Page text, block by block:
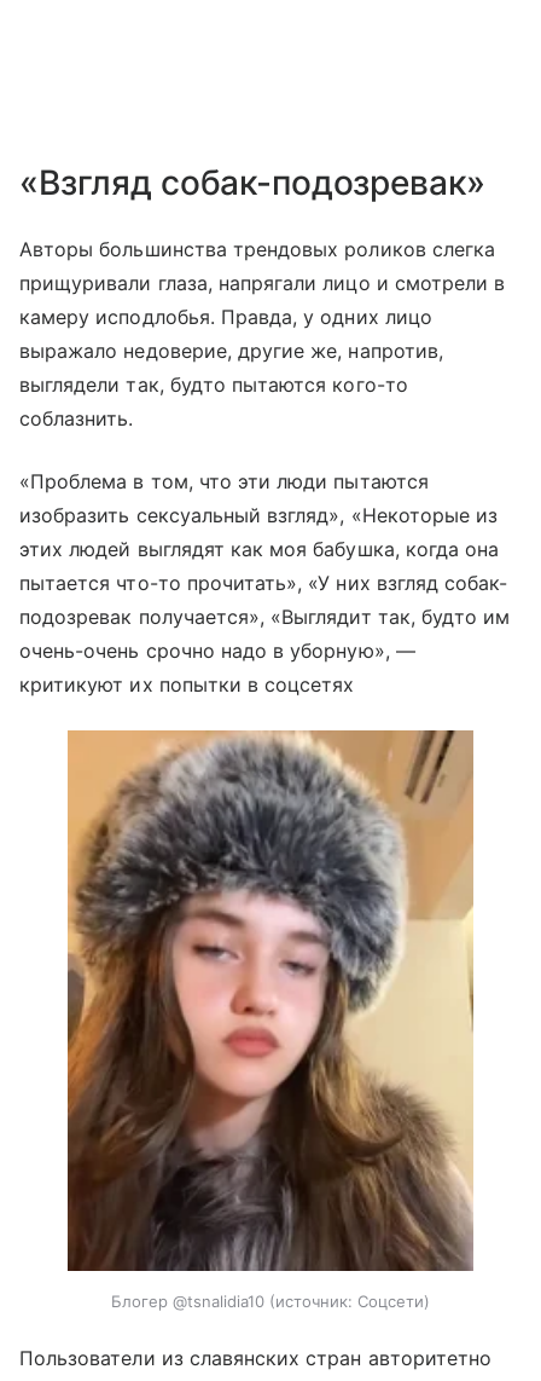
«Взгляд собак-подозревак»
Авторы большинства трендовых роликов слегка
прищуривали глаза, напрягали лицо и смотрели в
камеру исподлобья. Правда, у одних лицо
выражало недоверие, другие же, напротив,
выглядели так, будто пытаются кого-то
соблазнить.
«Проблема в том, что эти люди пытаются
изобразить сексуальный взгляд», «Некоторые из
этих людей выглядят как моя бабушка, когда она
пытается что-то прочитать», «У них взгляд собак-
подозревак получается», «Выглядит так, будто им
очень-очень срочно надо в уборную», —
критикуют их попытки в соцсетях
Блогер @tsnalidia10 источник: Соцсети
Пользователи из славянских стран авторитетно